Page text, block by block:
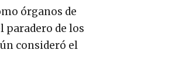
órganos de
de los
consideró el